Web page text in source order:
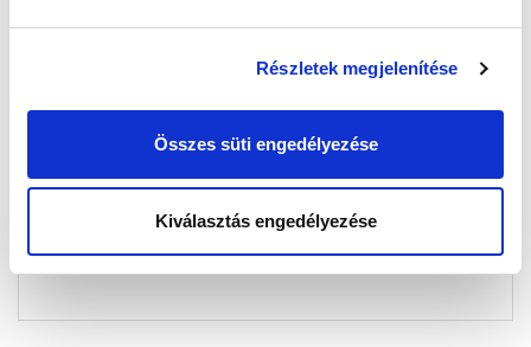
Részletek megjelenítése
Összes süti engedélyezése
Kiválasztás engedélyezése
FONTOS INFORMÁCIÓK A SZOMBATI
FELKÉSZÜLÉSI MECCSEKRŐL
2025-01-22 09:49:05